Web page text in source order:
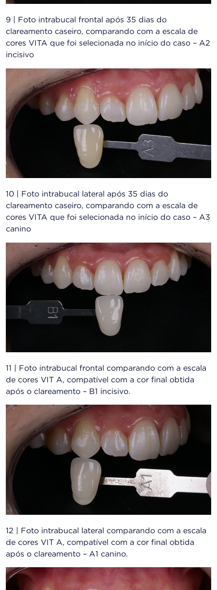
9 | Foto intrabucal frontal após 35 dias do
clareamento caseiro, comparando com a escala de
cores VITA que foi selecionada no início do caso – A2
incisivo
10 | Foto intrabucal lateral após 35 dias do
clareamento caseiro, comparando com a escala de
cores VITA que foi selecionada no início do caso – A3
canino
11 | Foto intrabucal frontal comparando com a escala
de cores VIT A, compatível com a cor final obtida
após o clareamento – B1 incisivo.
12 | Foto intrabucal lateral comparando com a escala
de cores VIT A, compatível com a cor final obtida
após o clareamento – A1 canino.